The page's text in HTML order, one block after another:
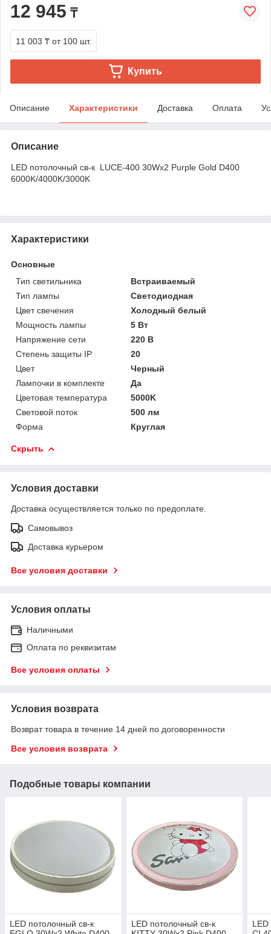
12 945 ₸
11 003 ₸ от 100 шт.
Купить
Описание Характеристики Доставка Оплата
Описание
LED потолочный св-к LUCE-400 30Wx2 Purple Gold D400
6000K/4000K/3000K
Характеристики
Основные
Тип светильника
Встраиваемый
Тип лампы
Светодиодная
Цвет свечения
Холодный белый
Мощность лампы
5 Вт
Напряжение сети
220 В
Степень защиты IP
20
Цвет
Черный
Лампочки в комплекте
Да
Цветовая температура
5000K
Световой поток
500 лм
Форма
Круглая
Скрыть
Условия доставки
Доставка осуществляется только по предоплате.
Самовывоз
Доставка курьером
Все условия доставки
Условия оплаты
Наличными
Оплата по реквизитам
Все условия оплаты
Условия возврата
Возврат товара в течение 14 дней по договоренности
Все условия возврата
Подобные товары компании
LED потолочный св-к
LED потолочный св-к
LED